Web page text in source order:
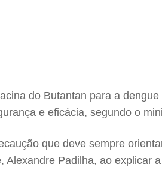
do Butantan para a
e eficácia, segundo o
que deve sempre
Alexandre Padilha, ao explicar